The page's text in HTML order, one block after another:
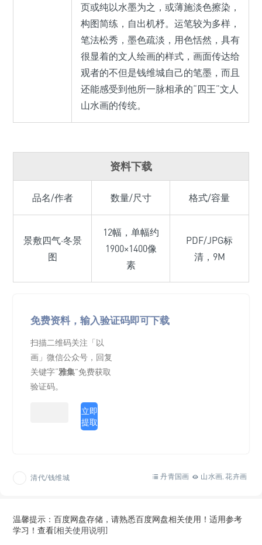
页或纯以水墨为之，或薄施淡色擦染，
构图简练，自出机杼。运笔较为多样，
笔法松秀，墨色疏淡，用色恬然，具有
很显着的文人绘画的样式，画面传达给
观者的不但是钱维城自己的笔墨，而且
还能感受到他所一脉相承的“四王”文人
山水画的传统。
资料下载
品名/作者 数量/尺寸 格式/容量
景敷四气·冬景
图
12幅，单幅约
1900×1400像
素
PDF/JPG标
清，9M
免费资料，输入验证码即可下载
扫描二维码关注「以
画」微信公众号，回复
关键字“雅集”免费获取
验证码。
立即
提取
清代/钱维城 山水画,花卉画
丹青国画
温馨提示：百度网盘存储，请熟悉百度网盘相关使用！适用参考
学习！查看[相关使用说明]